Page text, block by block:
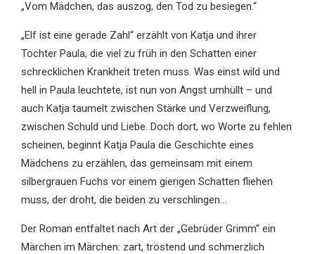
„Vom Mädchen, das auszog, den Tod zu besiegen.“
„Elf ist eine gerade Zahl“ erzählt von Katja und ihrer
Tochter Paula, die viel zu früh in den Schatten einer
schrecklichen Krankheit treten muss. Was einst wild und
hell in Paula leuchtete, ist nun von Angst umhüllt – und
auch Katja taumelt zwischen Stärke und Verzweiflung,
zwischen Schuld und Liebe. Doch dort, wo Worte zu fehlen
scheinen, beginnt Katja Paula die Geschichte eines
Mädchens zu erzählen, das gemeinsam mit einem
silbergrauen Fuchs vor einem gierigen Schatten fliehen
muss, der droht, die beiden zu verschlingen…
Der Roman entfaltet nach Art der „Gebrüder Grimm“ ein
Märchen im Märchen: zart, tröstend und schmerzlich